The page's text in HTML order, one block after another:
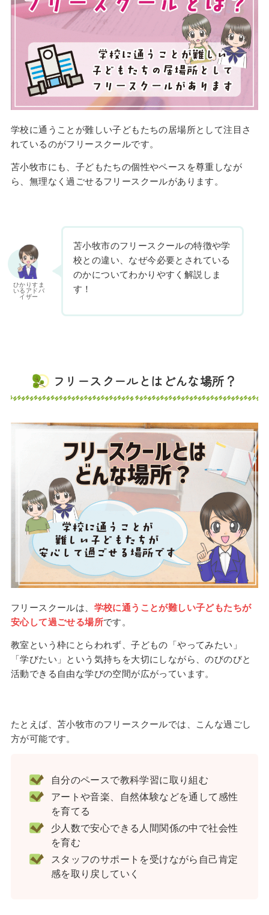
学校に通うことが難しい子どもたちの居場所として注目さ
れているのがフリースクールです。
苫小牧市にも、子どもたちの個性やペースを尊重しなが
ら、無理なく過ごせるフリースクールがあります。
ひかりすま
いるアドバ
イザー
苫小牧市のフリースクールの特徴や学
校との違い、なぜ今必要とされている
のかについてわかりやすく解説しま
す！
フリースクールとはどんな場所？
フリースクールは、 学校に通うことが難しい子どもたちが
安心して過ごせる場所です。
教室という枠にとらわれず、子どもの「やってみたい」
「学びたい」という気持ちを大切にしながら、のびのびと
活動できる自由な学びの空間が広がっています。
たとえば、苫小牧市のフリースクールでは、こんな過ごし
方が可能です。
自分のペースで教科学習に取り組む
アートや音楽、自然体験などを通して感性
を育てる
少人数で安心できる人間関係の中で社会性
を育む
スタッフのサポートを受けながら自己肯定
感を取り戻していく